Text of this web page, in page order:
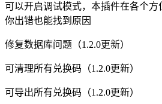
可以开启调试模式，本插件在各个
你出错也能找到原因
修复数据库问题（1.2.0更新）
可清理所有兑换码（1.2.0更新）
可导出所有兑换码（1.2.0更新）